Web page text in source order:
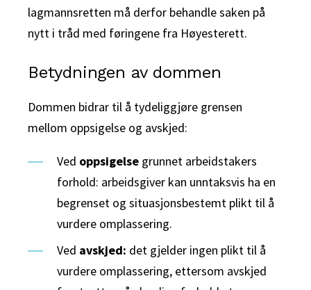
lagmannsretten må derfor behandle saken på
nytt i tråd med føringene fra Høyesterett.
Betydningen av dommen
Dommen bidrar til å tydeliggjøre grensen
mellom oppsigelse og avskjed:
Ved oppsigelse grunnet arbeidstakers
forhold: arbeidsgiver kan unntaksvis ha en
begrenset og situasjonsbestemt plikt til å
vurdere omplassering.
Ved avskjed: det gjelder ingen plikt til å
vurdere omplassering, ettersom avskjed